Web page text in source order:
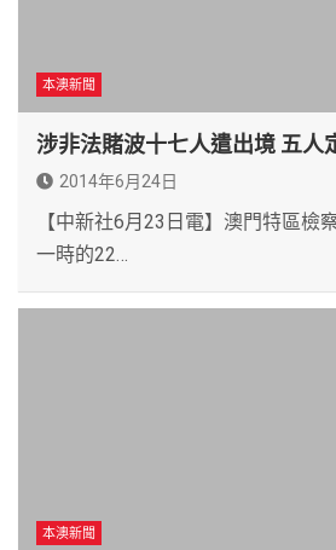
本澳新聞
涉非法賭波十七人遣出境 五人
2014年6月24日
【中新社6月23日電】澳門特區檢
一時的22…
本澳新聞